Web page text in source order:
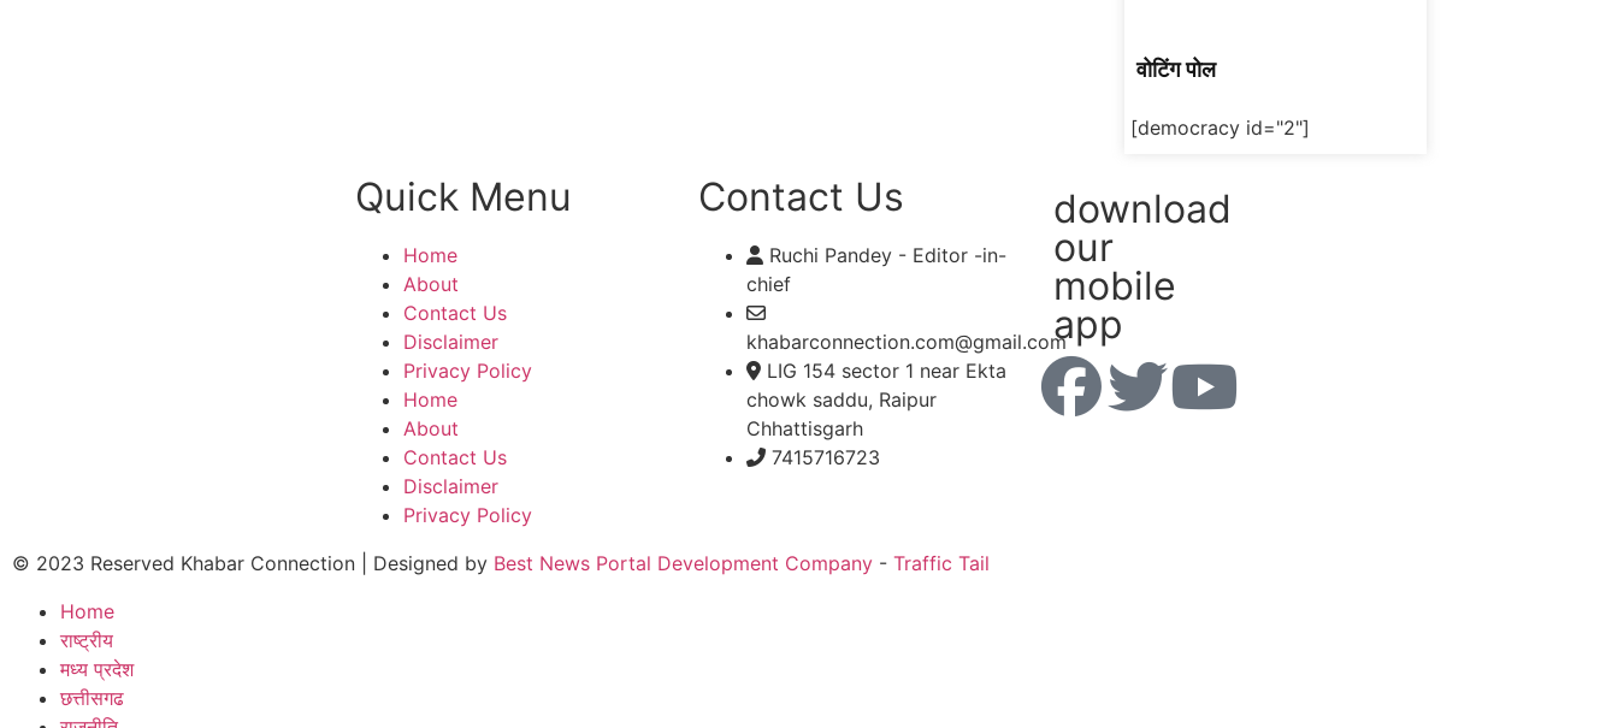
वोटिंग पोल
[democracy id="2"]
Quick Menu
Home
About
Contact Us
Disclaimer
Privacy Policy
Home
About
Contact Us
Disclaimer
Privacy Policy
Contact Us
Ruchi Pandey - Editor -in-
chief
khabarconnection.com@gmail.com
LIG 154 sector 1 near Ekta
chowk saddu, Raipur
Chhattisgarh
7415716723
download
our
mobile
app
© 2023 Reserved Khabar Connection | Designed by Best News Portal Development Company - Traffic Tail
Home
राष्ट्रीय
मध्य प्रदेश
छत्तीसगढ